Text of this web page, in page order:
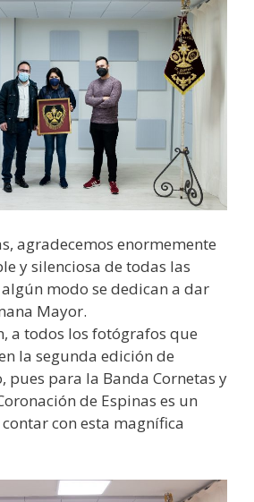
agradecemos enormemente
y silenciosa de todas las
modo se dedican a dar
Mayor.
a todos los fotógrafos que
la segunda edición de
pues para la Banda Cornetas y
de Espinas es un
con esta magnífica